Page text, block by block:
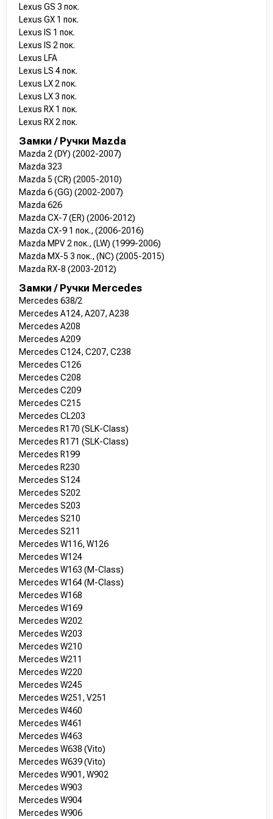
Lexus GS 3 пок.
Lexus GX 1 пок.
Lexus IS 1 пок.
Lexus IS 2 пок.
Lexus LFA
Lexus LS 4 пок.
Lexus LX 2 пок.
Lexus LX 3 пок.
Lexus RX 1 пок.
Lexus RX 2 пок.
Замки / Ручки Mazda
Mazda 2 (DY) (2002-2007)
Mazda 323
Mazda 5 (CR) (2005-2010)
Mazda 6 (GG) (2002-2007)
Mazda 626
Mazda CX-7 (ER) (2006-2012)
Mazda CX-9 1 пок., (2006-2016)
Mazda MPV 2 пок., (LW) (1999-2006)
Mazda MX-5 3 пок., (NC) (2005-2015)
Mazda RX-8 (2003-2012)
Замки / Ручки Mercedes
Mercedes 638/2
Mercedes A124, A207, A238
Mercedes A208
Mercedes A209
Mercedes C124, C207, C238
Mercedes C126
Mercedes C208
Mercedes C209
Mercedes C215
Mercedes CL203
Mercedes R170 (SLK-Class)
Mercedes R171 (SLK-Class)
Mercedes R199
Mercedes R230
Mercedes S124
Mercedes S202
Mercedes S203
Mercedes S210
Mercedes S211
Mercedes W116, W126
Mercedes W124
Mercedes W163 (M-Class)
Mercedes W164 (M-Class)
Mercedes W168
Mercedes W169
Mercedes W202
Mercedes W203
Mercedes W210
Mercedes W211
Mercedes W220
Mercedes W245
Mercedes W251, V251
Mercedes W460
Mercedes W461
Mercedes W463
Mercedes W638 (Vito)
Mercedes W639 (Vito)
Mercedes W901, W902
Mercedes W903
Mercedes W904
Mercedes W906